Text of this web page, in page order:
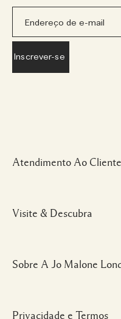
Atendimento Ao Cliente
Meu Perfil
Personal Shopper
Visite & Descubra
Descubra uma Fragrância
Glossário de Ingredientes
Sobre A Jo Malone
Privacidade e Termos